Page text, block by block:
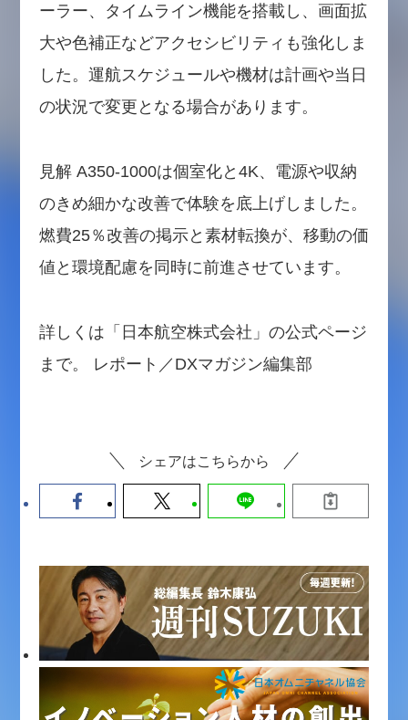
ーラー、タイムライン機能を搭載し、画面拡
大や色補正などアクセシビリティも強化しま
した。運航スケジュールや機材は計画や当日
の状況で変更となる場合があります。
見解 A350-1000は個室化と4K、電源や収納
のきめ細かな改善で体験を底上げしました。
燃費25％改善の掲示と素材転換が、移動の価
値と環境配慮を同時に前進させています。
詳しくは「日本航空株式会社」の公式ページ
まで。 レポート／DXマガジン編集部
シェアはこちらから